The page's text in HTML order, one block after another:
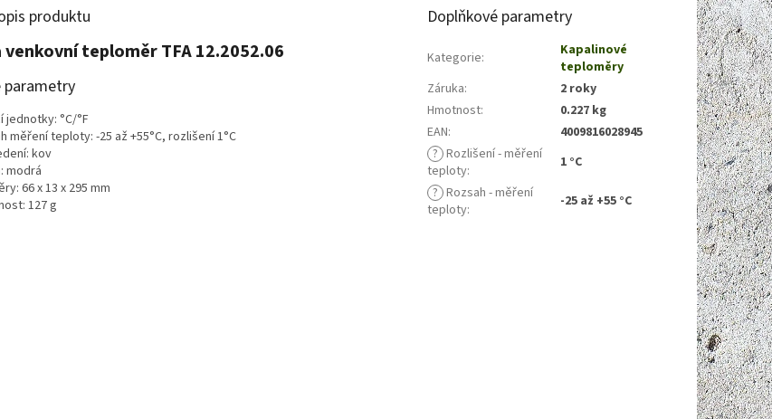
produktu
teploměr TFA 12.2052.06
parametry
jednotky: °C/°F
měření teploty: -25 až +55°C, rozlišení 1°C
kov
modrá
66 x 13 x 295 mm
127 g
Doplňkové parametry
Kategorie:
Kapalinové
teploměry
Záruka:
2 roky
Hmotnost:
0.227 kg
EAN:
4009816028945
? Rozlišení - měření
teploty:
1 °C
? Rozsah - měření
teploty: -25 až +55 °C